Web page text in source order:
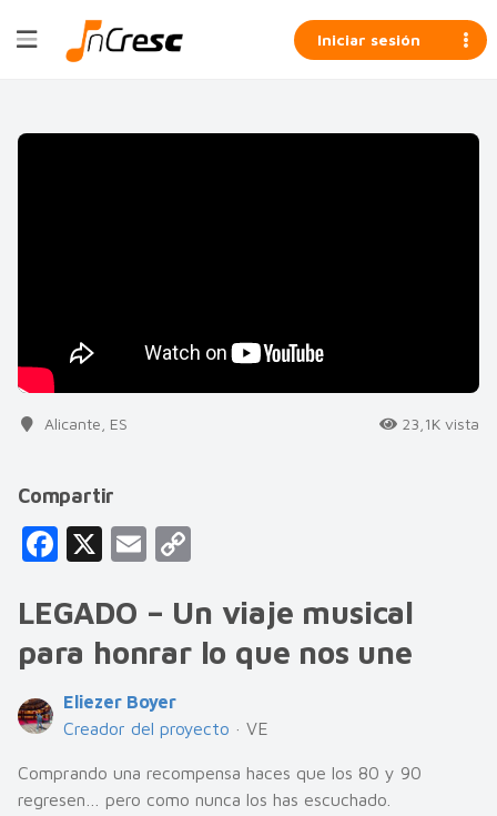
Iniciar sesión
Alicante, ES 23,1K vista
Compartir
F
c
e
b
o
k
X
E
ai
l
p
y
n
LEGADO – Un viaje musical
para honrar lo que nos une
Eliezer Boyer
Creador del proyecto · VE
Comprando una recompensa haces que los 80 y 90
regresen… pero como nunca los has escuchado.